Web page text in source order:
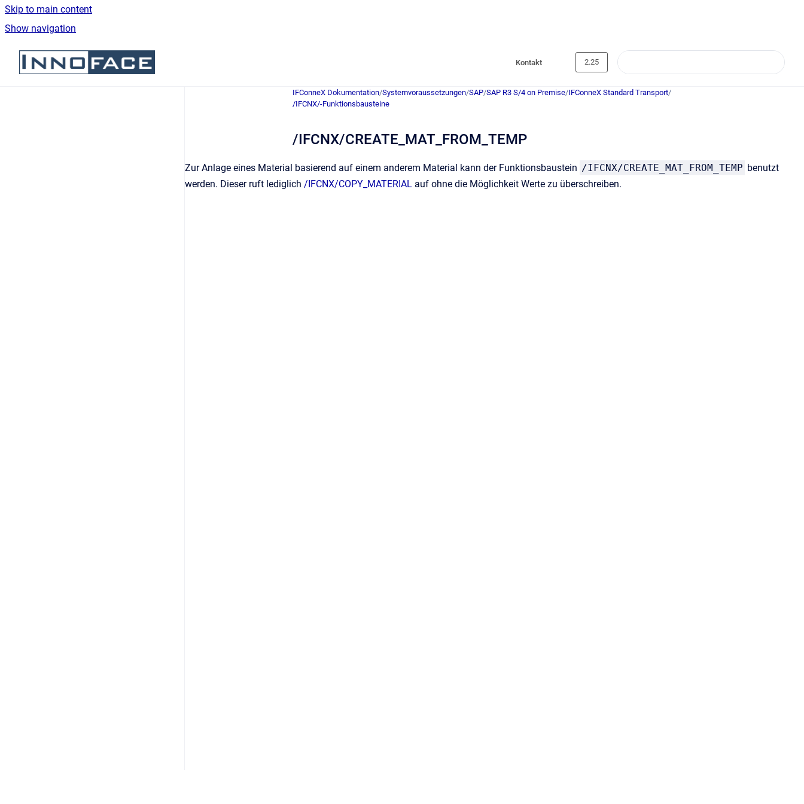
Skip to main content
Show navigation
Go to homepage
Kontakt 2.25
IFConneX Dokumentation/Systemvoraussetzungen/SAP/SAP R3 S/4 on Premise/IFConneX Standard Transport/
/IFCNX/-Funktionsbausteine
/IFCNX/CREATE_MAT_FROM_TEMP
Zur Anlage eines Material basierend auf einem anderem Material kann der Funktionsbaustein /IFCNX/CREATE_MAT_FROM_TEMP benutzt
werden. Dieser ruft lediglich /IFCNX/COPY_MATERIAL auf ohne die Möglichkeit Werte zu überschreiben.